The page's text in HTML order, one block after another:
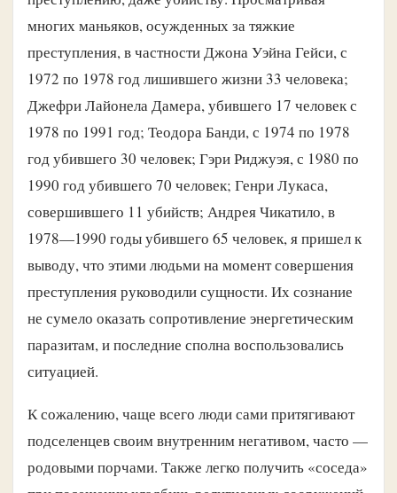
многих маньяков, осужденных за тяжкие
преступления, в частности Джона Уэйна Гейси, с
1972 по 1978 год лишившего жизни 33 человека;
Джефри Лайонела Дамера, убившего 17 человек с
1978 по 1991 год; Теодора Банди, с 1974 по 1978
год убившего 30 человек; Гэри Риджуэя, с 1980 по
1990 год убившего 70 человек; Генри Лукаса,
совершившего 11 убийств; Андрея Чикатило, в
1978—1990 годы убившего 65 человек, я пришел к
выводу, что этими людьми на момент совершения
преступления руководили сущности. Их сознание
не сумело оказать сопротивление энергетическим
паразитам, и последние сполна воспользовались
ситуацией.
К сожалению, чаще всего люди сами притягивают
подселенцев своим внутренним негативом, часто —
родовыми порчами. Также легко получить «соседа»